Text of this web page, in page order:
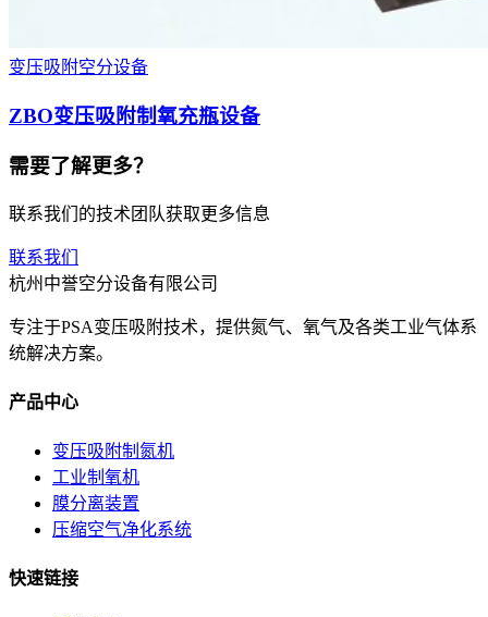
变压吸附空分设备
ZBO变压吸附制氧充瓶设备
需要了解更多？
联系我们的技术团队获取更多信息
联系我们
杭州中誉空分设备有限公司
专注于PSA变压吸附技术，提供氮气、氧气及各类工业气体系
统解决方案。
产品中心
变压吸附制氮机
工业制氧机
膜分离装置
压缩空气净化系统
快速链接